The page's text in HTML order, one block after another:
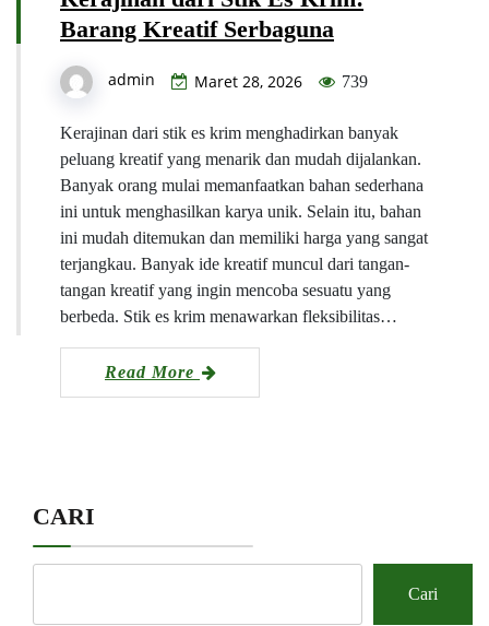
Barang Kreatif Serbaguna
admin Maret 28, 2026 739
Kerajinan dari stik es krim menghadirkan banyak
peluang kreatif yang menarik dan mudah dijalankan.
Banyak orang mulai memanfaatkan bahan sederhana
ini untuk menghasilkan karya unik. Selain itu, bahan
ini mudah ditemukan dan memiliki harga yang sangat
terjangkau. Banyak ide kreatif muncul dari tangan-
tangan kreatif yang ingin mencoba sesuatu yang
berbeda. Stik es krim menawarkan fleksibilitas…
Read More
CARI
Cari